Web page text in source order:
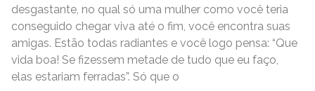
desgastante, no qual só uma mulher como você teria
conseguido chegar viva até o fim, você encontra suas
amigas. Estão todas radiantes e você logo pensa: “Que
vida boa! Se fizessem metade de tudo que eu faço,
elas estariam ferradas”. Só que o